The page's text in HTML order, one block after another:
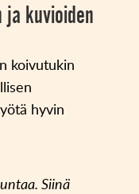
kuvioiden
koivutukin
hyvin
Siinä